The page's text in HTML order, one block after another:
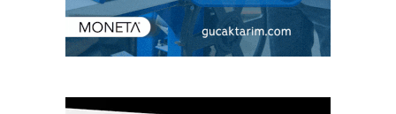
üzerinde firmanın katılacağı ve üç gün sürecek
etkinliklerde 10 bin ziyaretçiyi ağırlamayı hedefliyor.